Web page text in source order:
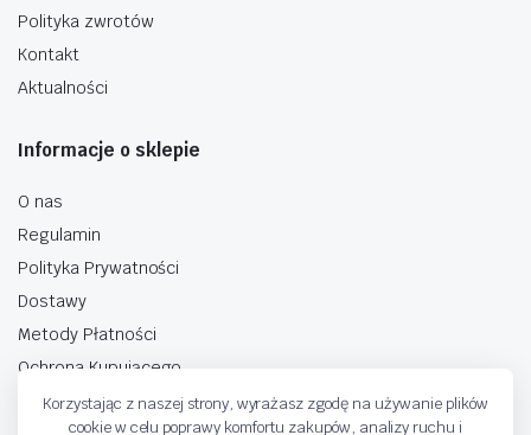
Polityka zwrotów
Kontakt
Aktualności
Informacje o sklepie
O nas
Regulamin
Polityka Prywatności
Dostawy
Metody Płatności
Ochrona Kupującego
Korzystając z naszej strony, wyrażasz zgodę na używanie plików
cookie w celu poprawy komfortu zakupów, analizy ruchu i